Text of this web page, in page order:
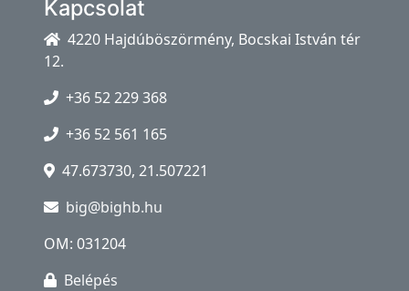
Kapcsolat
4220 Hajdúböszörmény, Bocskai István tér
12.
+36 52 229 368
+36 52 561 165
47.673730, 21.507221
big@bighb.hu
OM: 031204
Belépés